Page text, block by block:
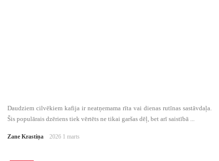
Daudziem cilvēkiem kafija ir neatņemama rīta vai dienas rutīnas sastāvdaļa.
Šis populārais dzēriens tiek vērtēts ne tikai garšas dēļ, bet arī saistībā ...
Zane Krastiņa 2026 1 marts